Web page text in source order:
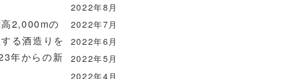
2,000mの
る酒造りを
年からの新
2022年8月
2022年7月
2022年6月
2022年5月
2022年4月